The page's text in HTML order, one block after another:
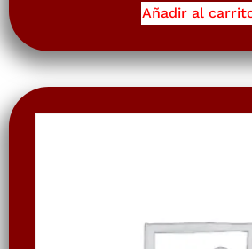
Añadir al